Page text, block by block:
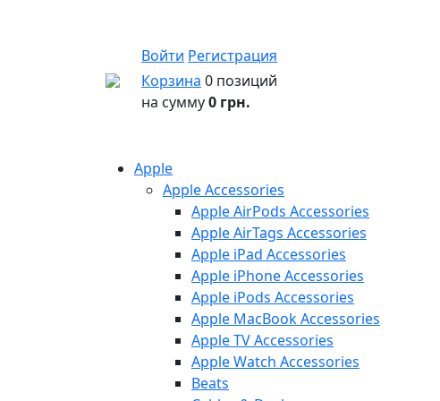
Войти Регистрация
Корзина 0 позиций
на сумму0 грн.
Apple
Apple Accessories
Apple AirPods Accessories
Apple AirTags Accessories
Apple iPad Accessories
Apple iPhone Accessories
Apple iPods Accessories
Apple MacBook Accessories
Apple TV Accessories
Apple Watch Accessories
Beats